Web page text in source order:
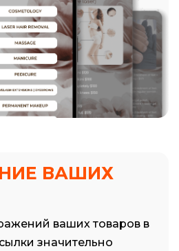
ВАШИХ
ваших товаров в
значительно